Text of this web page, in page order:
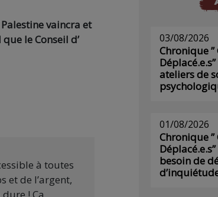
vaincra et
le Conseil d’
à toutes
et de l’argent,
03/08/2026
Chronique ”
ateliers de
01/08/2026
Chronique ”
besoin de